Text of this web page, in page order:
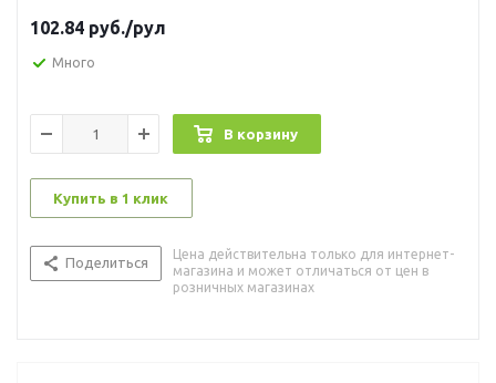
102.84 руб./рул
Много
В корзину
Купить в 1 клик
Поделиться
Цена действительна только для интернет-
магазина и может отличаться от цен в
розничных магазинах